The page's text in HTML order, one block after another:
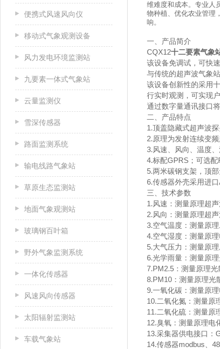
便携式风速风向仪
移动式气象观测设备
风力发电环境监测站
九要素一体式气象站
云量监测仪
雪深传感器
路面监测系统
输电线路气象站
草原生态监测站
地面气象观测站
玻璃钢百叶箱
野外气象监测系统
一体化传感器
风速风向传感器
太阳辐射监测站
车载气象站
维难度和成本。专业人
物种植、优化农业管理
响。
一、产品简介
CQX12十二要素气象
该设备免调试，可快
与传统的超声波气象
该设备创新性的采用
行实时观测，可实现
通过数字量通讯接口
二、产品特点
1.顶盖隐藏式超声波
2.原理为发射连续变
3.风速、风向、温度
4.标配GPRS；可选
5.两米碳钢支架，顶
6.传感器外壳采用进
三、技术参数
1.风速：测量原理超
2.风向：测量原理超
3.空气温度：测量原
4.空气湿度：测量原
5.大气压力：测量原
6.光学雨量：测量原
7.PM2.5：测量原理
8.PM10：测量原理光
9.一氧化碳：测量原
10.二氧化氮：测量原
11.二氧化硫：测量原
12.臭氧：测量原理电
13.采集器供电接口：
14.传感器modbus、